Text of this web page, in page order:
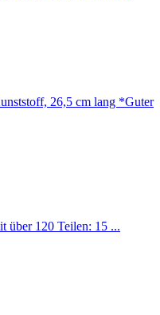
26,5 cm lang *Guter
über 120 Teilen: 15 ...